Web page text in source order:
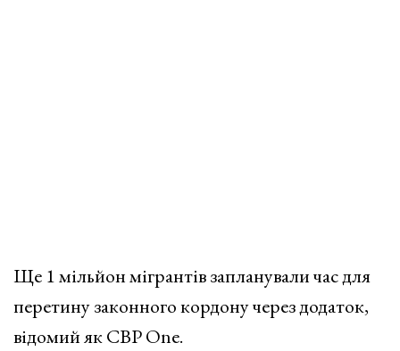
Ще 1 мільйон мігрантів запланували час для
перетину законного кордону через додаток,
відомий як CBP One.